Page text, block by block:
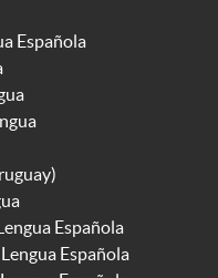
Española
Española
Española